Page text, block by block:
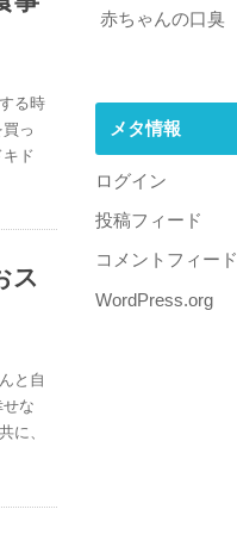
る時
っ
ド
ス
と自
な
に、
赤ちゃんの口臭
メタ情報
ログイン
投稿フィード
コメントフィード
WordPress.org